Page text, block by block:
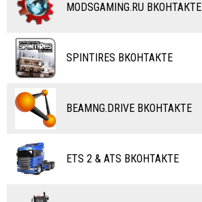
ВЕЛОСИПЕДЫ
ТАНКИ
ПОЕЗДА
ВОДНЫЙ ТРАНСПОРТ
САМОЛЕТЫ
RC ТРАНСПОРТ
ТЮНИНГ
КАРТЫ
MODSGAMING.RU ВКОНТАКТЕ
SPINTIRES ВКОНТАКТЕ
BEAMNG.DRIVE ВКОНТАКТЕ
ETS 2 & ATS ВКОНТАКТЕ